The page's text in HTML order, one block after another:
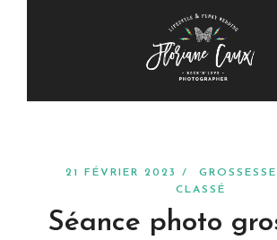
21 FÉVRIER 2023 / GROSSESSE
CLASSÉ
Séance photo